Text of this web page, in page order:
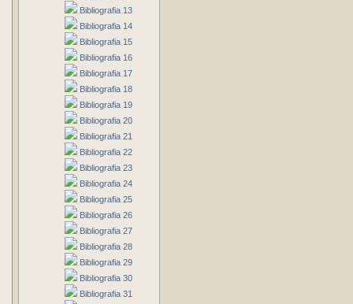
Bibliografia 13
Bibliografia 14
Bibliografia 15
Bibliografia 16
Bibliografia 17
Bibliografia 18
Bibliografia 19
Bibliografia 20
Bibliografia 21
Bibliografia 22
Bibliografia 23
Bibliografia 24
Bibliografia 25
Bibliografia 26
Bibliografia 27
Bibliografia 28
Bibliografia 29
Bibliografia 30
Bibliografia 31